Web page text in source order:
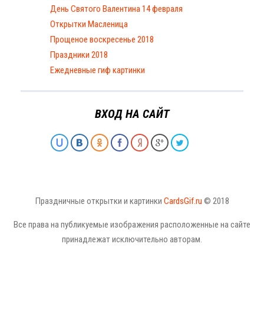
День Святого Валентина 14 февраля
Открытки Масленица
Прощеное воскресенье 2018
Праздники 2018
Ежедневные гиф картинки
ВХОД НА САЙТ
Праздничные открытки и картинки CardsGif.ru © 2018
Все права на публикуемые изображения расположенные на сайте
принадлежат исключительно авторам.